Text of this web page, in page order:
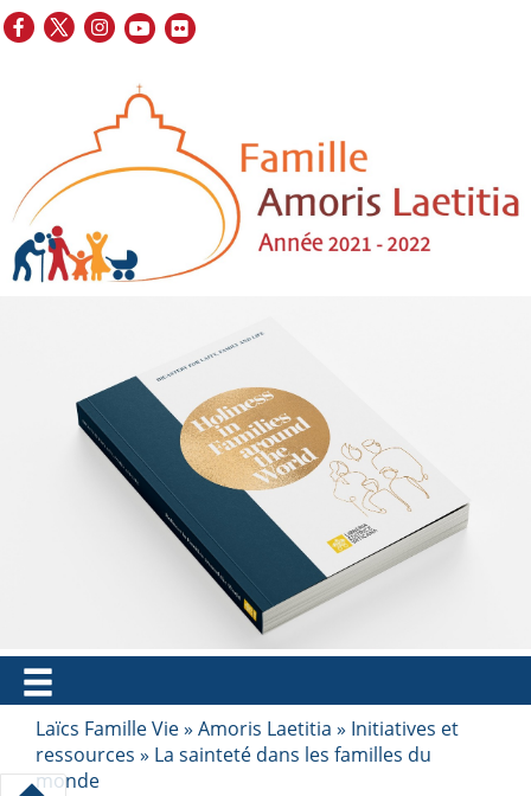
Laïcs Famille Vie» Amoris Laetitia » Initiatives et
ressources » La sainteté dans les familles du
monde